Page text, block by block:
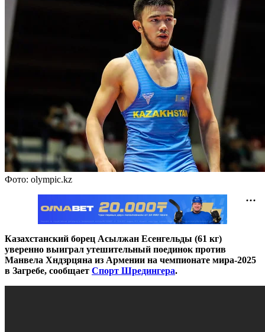
Фото: olympic.kz
Казахстанский борец Асылжан Есенгельды (61 кг)
уверенно выиграл утешительный поединок против
Манвела Хндзрцяна из Армении на чемпионате мира-2025
в Загребе, сообщает Спорт Шредингера.